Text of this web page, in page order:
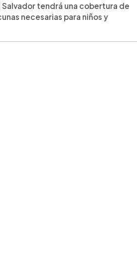
Salvador tendrá una cobertura de
necesarias para niños y